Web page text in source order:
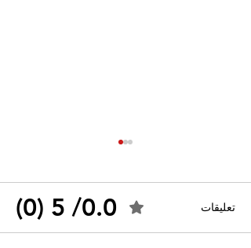
تعليقات 0.0/ 5 (0)